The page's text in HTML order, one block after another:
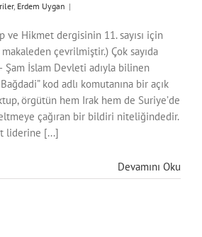
, Erdem Uygan |
ve Hikmet dergisinin 11. sayısı için
çevrilmiştir.) Çok sayıda
Şam İslam Devleti adıyla bilinen
kod adlı komutanına bir açık
örgütün hem Irak hem de Suriye’de
çağıran bir bildiri niteliğindedir.
liderine [...]
Devamını Oku